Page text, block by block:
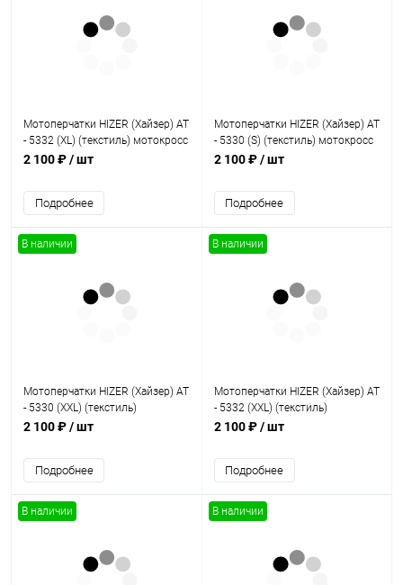
Мотоперчатки HIZER (Хайзер) AT
- 5332 (XL) (текстиль) мотокросс
2 100 ₽/ шт
Подробнее
Мотоперчатки HIZER (Хайзер) AT
- 5330 (S) (текстиль) мотокросс
2 100 ₽/ шт
Подробнее
В наличии
Мотоперчатки HIZER (Хайзер) AT
- 5330 (XXL) (текстиль)
мотокросс
2 100 ₽/ шт
Подробнее
В наличии
Мотоперчатки HIZER (Хайзер) AT
- 5332 (XXL) (текстиль)
мотокросс
2 100 ₽/ шт
Подробнее
В наличии В наличии